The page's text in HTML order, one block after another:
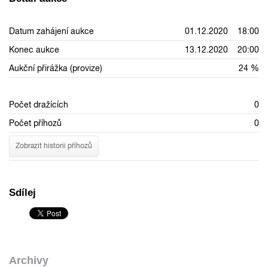
Datum zahájení aukce
01.12.2020 18:00
Konec aukce
13.12.2020 20:00
Aukční přirážka (provize)
24 %
Počet dražících
0
Počet příhozů
0
Zobrazit historii příhozů
Sdílej
Archivy